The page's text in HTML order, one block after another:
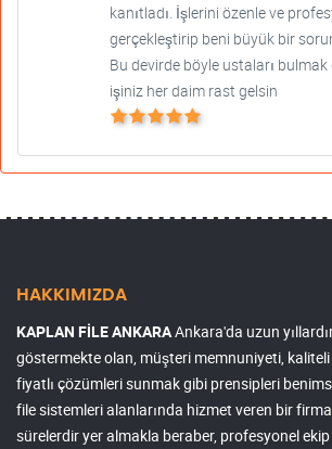
kanıtladı. İşlerini özenle ve
gerçekleştirip beni büyük bir
Bu devirde böyle ustaları bulmak
işiniz her daim rast gelsin
HAKKIMIZDA
KAPLAN FİLE ANKARAAnkara'da uzun
göstermekte olan, müşteri memnuniyeti,
fiyatlı çözümleri sunmak gibi prensipleri
file sistemleri alanlarında hizmet veren bir
sürelerdir yer almakla beraber, profesyonel